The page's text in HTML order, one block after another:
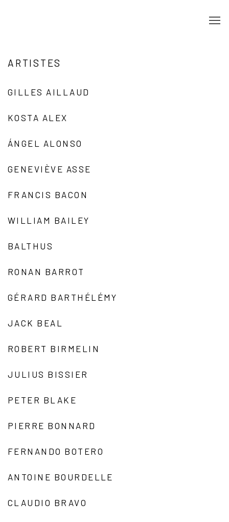
ARTISTES
GILLES AILLAUD
KOSTA ALEX
ÁNGEL ALONSO
GENEVIÈVE ASSE
FRANCIS BACON
WILLIAM BAILEY
BALTHUS
RONAN BARROT
GÉRARD BARTHÉLÉMY
JACK BEAL
ROBERT BIRMELIN
JULIUS BISSIER
PETER BLAKE
PIERRE BONNARD
FERNANDO BOTERO
ANTOINE BOURDELLE
CLAUDIO BRAVO